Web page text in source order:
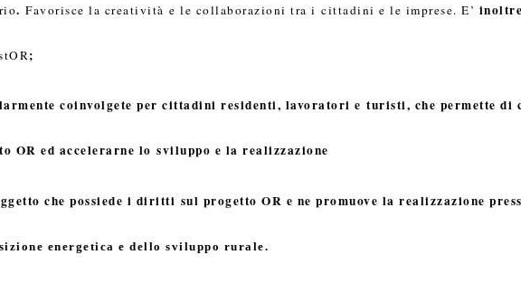
. Favorisce la creatività e le collaborazioni tra i cittadini e le imprese. E’
;
coinvolgete per cittadini residenti, lavoratori e turisti, che permette
OR ed accelerarne lo sviluppo e la realizzazione
che possiede i diritti sul progetto OR e ne promuove la realizzazione
energetica e dello sviluppo rurale.